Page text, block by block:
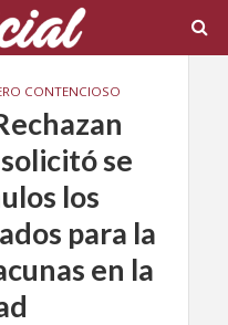
CONTENCIOSO
se
los
para la
en la